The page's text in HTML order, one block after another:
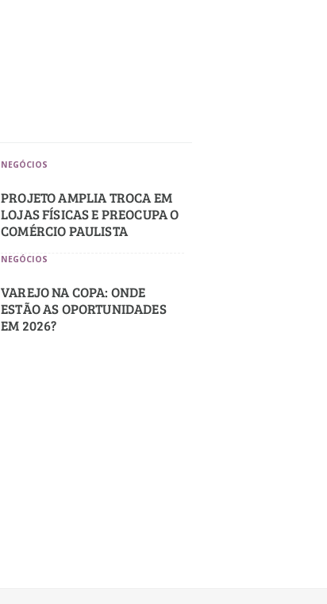
NEGÓCIOS
PROJETO AMPLIA TROCA EM
LOJAS FÍSICAS E PREOCUPA O
COMÉRCIO PAULISTA
NEGÓCIOS
VAREJO NA COPA: ONDE
ESTÃO AS OPORTUNIDADES
EM 2026?